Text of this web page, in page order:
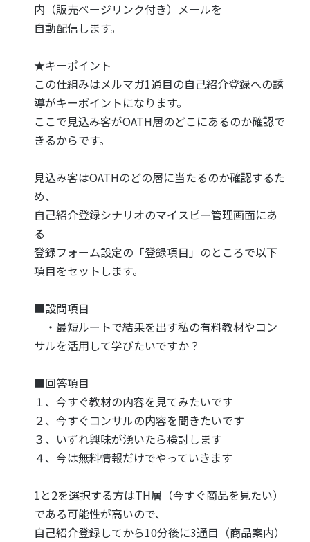
内（販売ページリンク付き）メールを
自動配信します。
★キーポイント
この仕組みはメルマガ1通目の自己紹介登録への誘
導がキーポイントになります。
ここで見込み客がOATH層のどこにあるのか確認で
きるからです。
見込み客はOATHのどの層に当たるのか確認するた
め、
自己紹介登録シナリオのマイスピー管理画面にあ
る
登録フォーム設定の「登録項目」のところで以下
項目をセットします。
■設問項目
・最短ルートで結果を出す私の有料教材やコン
サルを活用して学びたいですか？
■回答項目
１、今すぐ教材の内容を見てみたいです
２、今すぐコンサルの内容を聞きたいです
３、いずれ興味が湧いたら検討します
４、今は無料情報だけでやっていきます
1と2を選択する方はTH層（今すぐ商品を見たい）
である可能性が高いので、
自己紹介登録してから10分後に3通目（商品案内）